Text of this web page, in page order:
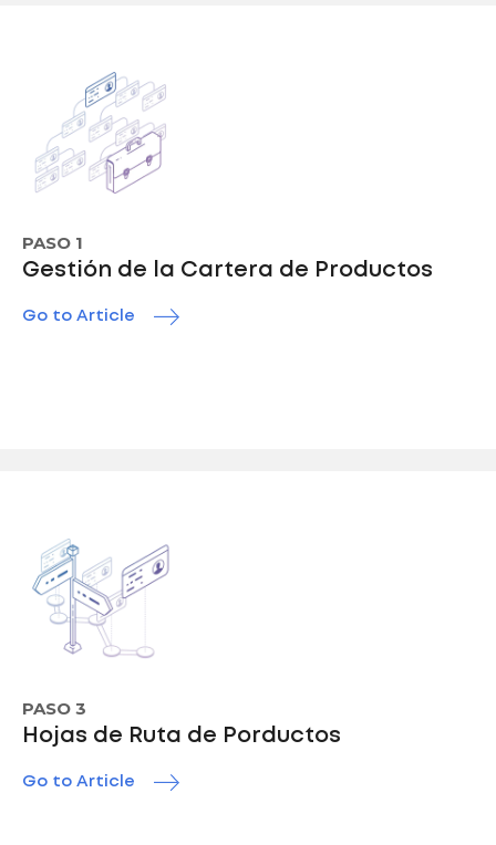
PASO 1
Gestión de la Cartera de Productos
Go to Article
PASO 3
Hojas de Ruta de Porductos
Go to Article